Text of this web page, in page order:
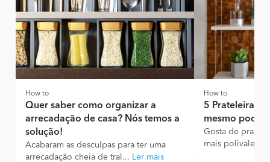
How to
Quer saber como organizar a
arrecadação de casa? Nós temos a
solução!
Acabaram as desculpas para ter uma
arrecadação cheia de tral... Ler mais
How to
5 Prateleiras
mesmo pode
Gosta de
mais